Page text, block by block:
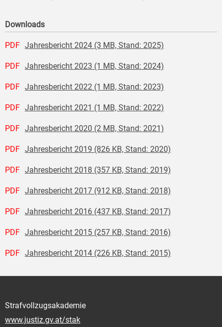
Downloads
PDF Jahresbericht 2024 (3 MB, Stand: 2025)
PDF Jahresbericht 2023 (1 MB, Stand: 2024)
PDF Jahresbericht 2022 (1 MB, Stand: 2023)
PDF Jahresbericht 2021 (1 MB, Stand: 2022)
PDF Jahresbericht 2020 (2 MB, Stand: 2021)
PDF Jahresbericht 2019 (826 KB, Stand: 2020)
PDF Jahresbericht 2018 (357 KB, Stand: 2019)
PDF Jahresbericht 2017 (912 KB, Stand: 2018)
PDF Jahresbericht 2016 (437 KB, Stand: 2017)
PDF Jahresbericht 2015 (257 KB, Stand: 2016)
PDF Jahresbericht 2014 (226 KB, Stand: 2015)
Strafvollzugsakademie
www.justiz.gv.at/stak